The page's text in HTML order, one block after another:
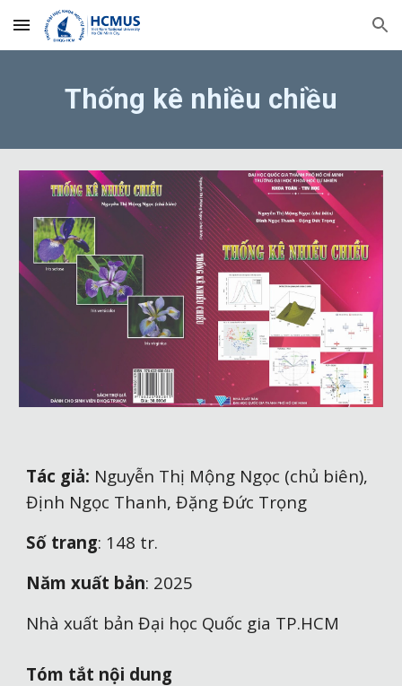
Skip to main content Skip to navigation
Thống kê nhiều chiều
Tác giả: Nguyễn Thị Mộng Ngọc (chủ biên),
Định Ngọc Thanh,Đặng Đức Trọng
Số trang: 148 tr.
Năm xuất bản: 2025
Nhà xuất bản Đại học Quốc gia TP.HCM
Tóm tắt nội dung